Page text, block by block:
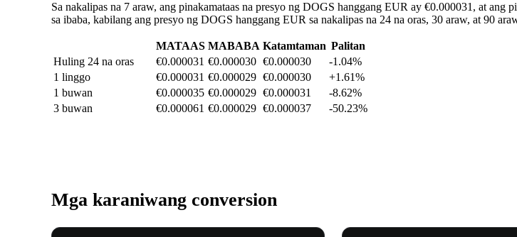
Sa nakalipas na 7 araw, ang pinakamataas na presyo ng DOGS hanggang EUR ay €0.000031, at ang
sa ibaba, kabilang ang presyo ng DOGS hanggang EUR sa nakalipas na 24 na oras, 30 araw, at 90
MATAAS MABABA Katamtaman Palitan
Huling 24 na oras
€0.000031 €0.000030 €0.000030
-1.04%
1 linggo
€0.000031 €0.000029 €0.000030
+1.61%
1 buwan
€0.000035 €0.000029 €0.000031
-8.62%
3 buwan
€0.000061 €0.000029 €0.000037 -50.23%
Mga karaniwang conversion